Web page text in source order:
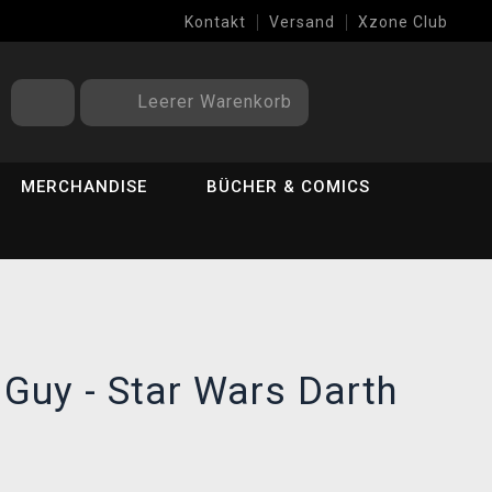
Kontakt Versand Xzone Club
Leerer Warenkorb
MERCHANDISE BÜCHER & COMICS
- Star Wars Darth